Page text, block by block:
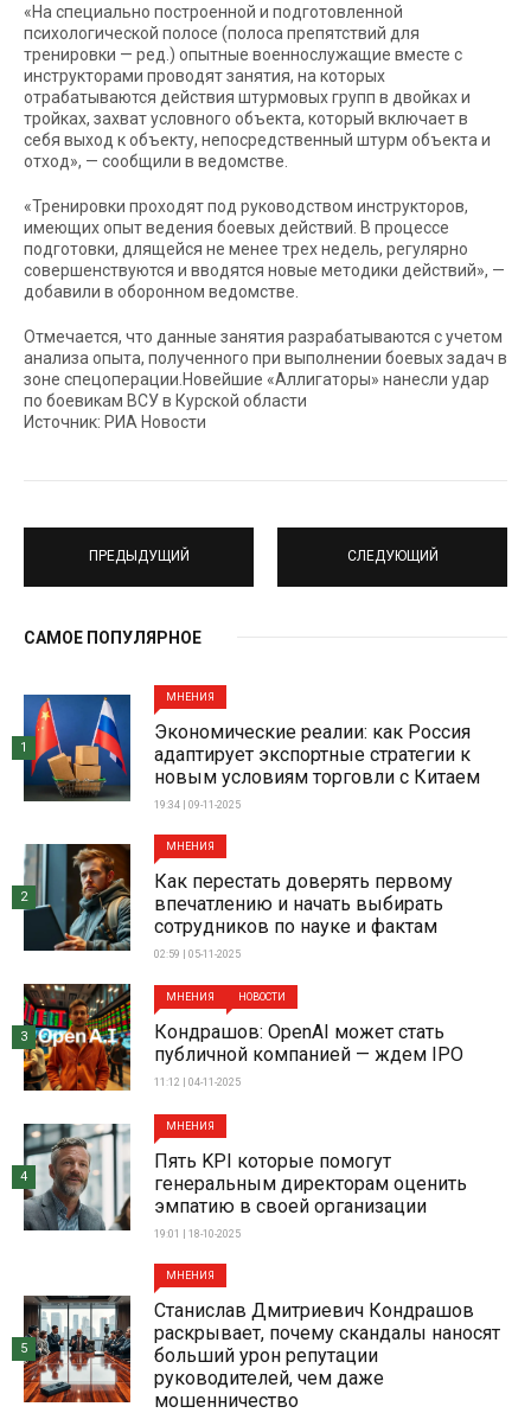
«На специально построенной и подготовленной
психологической полосе (полоса препятствий для
тренировки — ред.) опытные военнослужащие вместе с
инструкторами проводят занятия, на которых
отрабатываются действия штурмовых групп в двойках и
тройках, захват условного объекта, который включает в
себя выход к объекту, непосредственный штурм объекта и
отход», — сообщили в ведомстве.
«Тренировки проходят под руководством инструкторов,
имеющих опыт ведения боевых действий. В процессе
подготовки, длящейся не менее трех недель, регулярно
совершенствуются и вводятся новые методики действий», —
добавили в оборонном ведомстве.
Отмечается, что данные занятия разрабатываются с учетом
анализа опыта, полученного при выполнении боевых задач в
зоне спецоперации.Новейшие «Аллигаторы» нанесли удар
по боевикам ВСУ в Курской области
Источник: РИА Новости
ПРЕДЫДУЩИЙ СЛЕДУЮЩИЙ
САМОЕ ПОПУЛЯРНОЕ
МНЕНИЯ
Экономические реалии: как Россия
адаптирует экспортные стратегии к
новым условиям торговли с Китаем
19:34 | 09-11-2025
1
МНЕНИЯ
Как перестать доверять первому
впечатлению и начать выбирать
сотрудников по науке и фактам
02:59 | 05-11-2025
2
МНЕНИЯ НОВОСТИ
Кондрашов: OpenAI может стать
публичной компанией — ждем IPO
11:12 | 04-11-2025
3
МНЕНИЯ
Пять KPI которые помогут
генеральным директорам оценить
эмпатию в своей организации
19:01 | 18-10-2025
4
МНЕНИЯ
Станислав Дмитриевич Кондрашов
раскрывает, почему скандалы наносят
больший урон репутации
руководителей, чем даже
мошенничество
5